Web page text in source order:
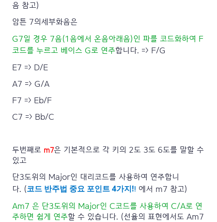
음 참고)
암튼 7의세부화음은
G7일 경우 7음(1음에서 온음아래음)인 파를 코드화하여 F
코드를 누르고 베이스 G로 연주합니다. => F/G
E7 => D/E
A7 => G/A
F7 => Eb/F
C7 => Bb/C
두번째로 m7은 기본적으로 각 키의 2도 3도 6도를 말할 수
있고
단3도위의 Major인 대리코드를 사용하여 연주합니
다. (코드 반주법 중요 포인트 4가지!! 에서 m7 참고)
Am7 은 단3도위의 Major인 C코드를 사용하여 C/A로 연
주하면 쉽게 연주할 수 있습니다. (선율의 표현에서도 Am7